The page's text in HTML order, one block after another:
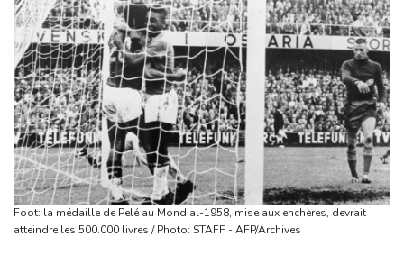
dans une région pétrolifère
Tour de France: Niewiadoma, géante de Provence
La Bourse de Paris termine en hausse et poursuit sa course aux
records
Tour de France: Niewiadoma s'impose au sommet du Ventoux et
endosse le maillot jaune
Canicules et sécheresse : un été de pertes et de désespoir pour
l'agriculture
Culottes menstruelles : les règles du remboursement précisées
En Thaïlande, "choc" et "incrédulité" dans un lycée après une
Foot: la médaille de Pelé au Mondial-1958, mise aux enchères, devrait
atteindre les 500.000 livres / Photo: STAFF - AFP/Archives